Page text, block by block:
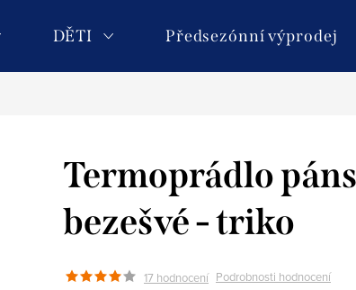
DĚTI Předsezónní výprodej
Termoprádlo
bezešvé - triko
17 hodnocení Podrobnosti hodnocení